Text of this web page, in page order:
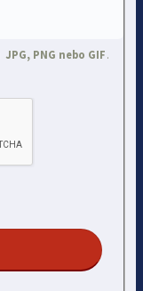
JPG, PNG nebo GIF .